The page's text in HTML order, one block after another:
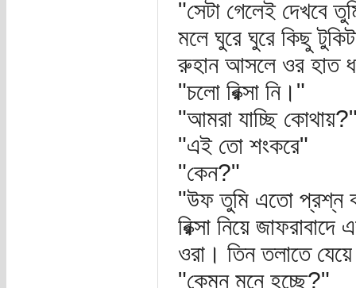
"সেটা গেলেই দেখবে
মলে ঘুরে ঘুরে কিছু
রুহান আসলে ওর হাত
"চলো রিক্সা নি।"
"আমরা যাচ্ছি
"এই তো শংকরে"
"কেন?"
"উফ তুমি এতো প্রশ্ন
রিক্সা নিয়ে
ওরা। তিন তলাতে যেয়ে
"কেমন মনে হচ্ছে?"